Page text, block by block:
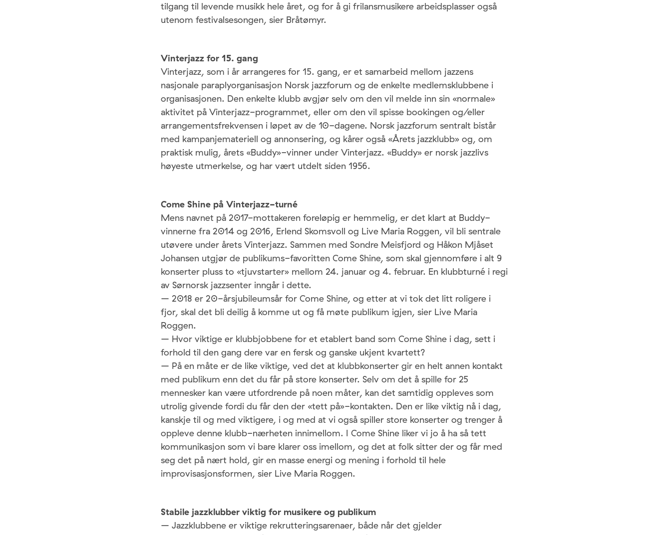
tilgang til levende musikk hele året, og for å gi frilansmusikere arbeidsplasser også
utenom festivalsesongen, sier Bråtømyr.
Vinterjazz for 15. gang
Vinterjazz, som i år arrangeres for 15. gang, er et samarbeid mellom jazzens
nasjonale paraplyorganisasjon Norsk jazzforum og de enkelte medlemsklubbene i
organisasjonen. Den enkelte klubb avgjør selv om den vil melde inn sin «normale»
aktivitet på Vinterjazz-programmet, eller om den vil spisse bookingen og/eller
arrangementsfrekvensen i løpet av de 10-dagene. Norsk jazzforum sentralt bistår
med kampanjemateriell og annonsering, og kårer også «Årets jazzklubb» og, om
praktisk mulig, årets «Buddy»-vinner under Vinterjazz. «Buddy» er norsk jazzlivs
høyeste utmerkelse, og har vært utdelt siden 1956.
Come Shine på Vinterjazz-turné
Mens navnet på 2017-mottakeren foreløpig er hemmelig, er det klart at Buddy-
vinnerne fra 2014 og 2016, Erlend Skomsvoll og Live Maria Roggen, vil bli sentrale
utøvere under årets Vinterjazz. Sammen med Sondre Meisfjord og Håkon Mjåset
Johansen utgjør de publikums-favoritten Come Shine, som skal gjennomføre i alt 9
konserter pluss to «tjuvstarter» mellom 24. januar og 4. februar. En klubbturné i regi
av Sørnorsk jazzsenter inngår i dette.
– 2018 er 20-årsjubileumsår for Come Shine, og etter at vi tok det litt roligere i
fjor, skal det bli deilig å komme ut og få møte publikum igjen, sier Live Maria
Roggen.
– Hvor viktige er klubbjobbene for et etablert band som Come Shine i dag, sett i
forhold til den gang dere var en fersk og ganske ukjent kvartett?
– På en måte er de like viktige, ved det at klubbkonserter gir en helt annen kontakt
med publikum enn det du får på store konserter. Selv om det å spille for 25
mennesker kan være utfordrende på noen måter, kan det samtidig oppleves som
utrolig givende fordi du får den der «tett på»-kontakten. Den er like viktig nå i dag,
kanskje til og med viktigere, i og med at vi også spiller store konserter og trenger å
oppleve denne klubb-nærheten innimellom. I Come Shine liker vi jo å ha så tett
kommunikasjon som vi bare klarer oss imellom, og det at folk sitter der og får med
seg det på nært hold, gir en masse energi og mening i forhold til hele
improvisasjonsformen, sier Live Maria Roggen.
Stabile jazzklubber viktig for musikere og publikum
– Jazzklubbene er viktige rekrutteringsarenaer, både når det gjelder